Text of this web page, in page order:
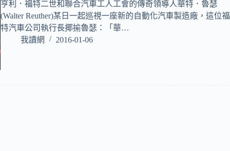
亨利．福特二世和聯合汽車工人工會的傳奇領導人華特．魯瑟
(Walter Reuther)某日一起巡視一座新的自動化汽車製造廠，這位福
特汽車公司執行長揶揄魯瑟：「華…
我讀網
2016-01-06